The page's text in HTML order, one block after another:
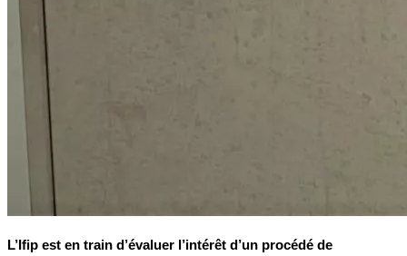
L’Ifip est en train d’évaluer l’intérêt d’un procédé de